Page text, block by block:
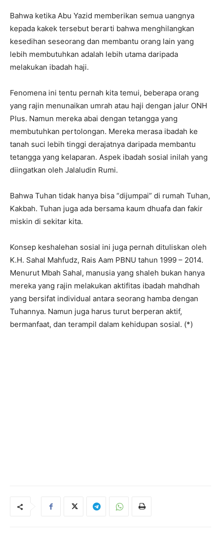
Bahwa ketika Abu Yazid memberikan semua uangnya
kepada kakek tersebut berarti bahwa menghilangkan
kesedihan seseorang dan membantu orang lain yang
lebih membutuhkan adalah lebih utama daripada
melakukan ibadah haji.
Fenomena ini tentu pernah kita temui, beberapa orang
yang rajin menunaikan umrah atau haji dengan jalur ONH
Plus. Namun mereka abai dengan tetangga yang
membutuhkan pertolongan. Mereka merasa ibadah ke
tanah suci lebih tinggi derajatnya daripada membantu
tetangga yang kelaparan. Aspek ibadah sosial inilah yang
diingatkan oleh Jalaludin Rumi.
Bahwa Tuhan tidak hanya bisa “dijumpai” di rumah Tuhan,
Kakbah. Tuhan juga ada bersama kaum dhuafa dan fakir
miskin di sekitar kita.
Konsep keshalehan sosial ini juga pernah dituliskan oleh
K.H. Sahal Mahfudz, Rais Aam PBNU tahun 1999 – 2014.
Menurut Mbah Sahal, manusia yang shaleh bukan hanya
mereka yang rajin melakukan aktifitas ibadah mahdhah
yang bersifat individual antara seorang hamba dengan
Tuhannya. Namun juga harus turut berperan aktif,
bermanfaat, dan terampil dalam kehidupan sosial. (*)